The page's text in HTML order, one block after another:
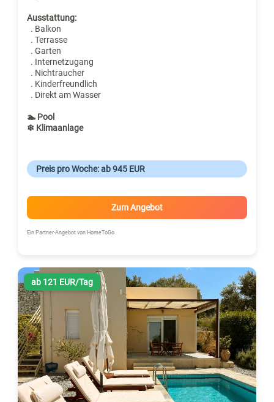
Ausstattung:
. Balkon
. Terrasse
. Garten
. Internetzugang
. Nichtraucher
. Kinderfreundlich
. Direkt am Wasser
🏊 Pool
❄ Klimaanlage
Preis pro Woche: ab 945 EUR
Zum Angebot
Ein Partner-Angebot von HomeToGo
ab 121 EUR/Tag